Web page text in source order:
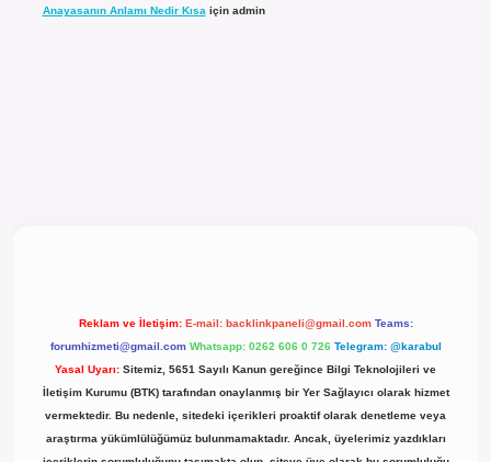
Anayasanın Anlamı Nedir Kısa için admin
Reklam ve İletişim: E-mail: backlinkpaneli@gmail.com Teams:
forumhizmeti@gmail.com Whatsapp: 0262 606 0 726 Telegram: @karabul
Yasal Uyarı: Sitemiz, 5651 Sayılı Kanun gereğince Bilgi Teknolojileri ve
İletişim Kurumu (BTK) tarafından onaylanmış bir Yer Sağlayıcı olarak hizmet
vermektedir. Bu nedenle, sitedeki içerikleri proaktif olarak denetleme veya
araştırma yükümlülüğümüz bulunmamaktadır. Ancak, üyelerimiz yazdıkları